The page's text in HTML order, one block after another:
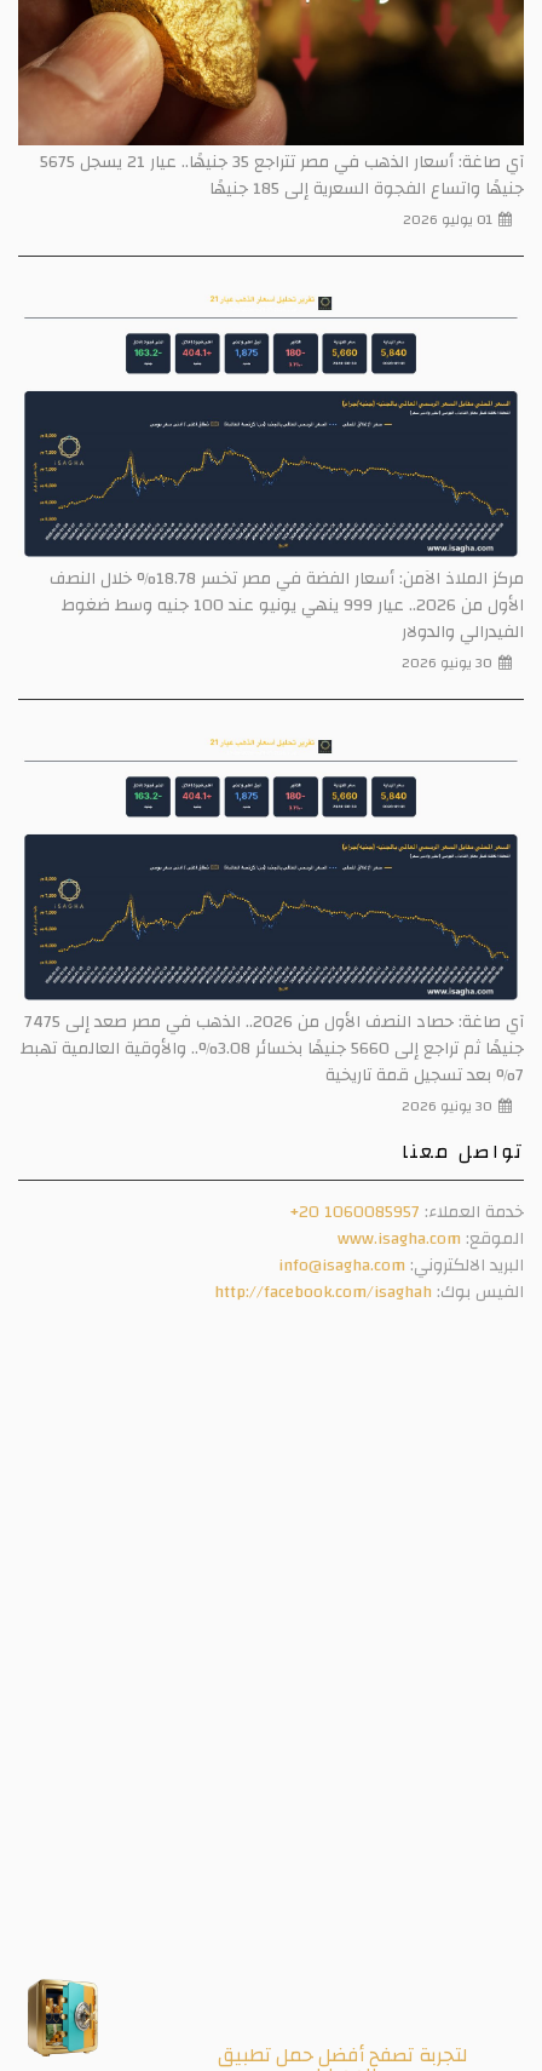
لتجربة تصفح أفضل حمل تطبيق
آي صاغة: أسعار الذهب في مصر تتراجع 35 جنيهًا.. عيار 21 يسجل 5675
جنيهًا واتساع الفجوة السعرية إلى 185 جنيهًا
01 يوليو 2026
مركز الملاذ الآمن: أسعار الفضة في مصر تخسر 18.78% خلال النصف
الأول من 2026.. عيار 999 ينهي يونيو عند 100 جنيه وسط ضغوط
الفيدرالي والدولار
30 يونيو 2026
آي صاغة: حصاد النصف الأول من 2026.. الذهب في مصر صعد إلى 7475
جنيهًا ثم تراجع إلى 5660 جنيهًا بخسائر 3.08%.. والأوقية العالمية تهبط
7% بعد تسجيل قمة تاريخية
30 يونيو 2026
تواصل معنا
خدمة العملاء: +20 1060085957
الموقع: www.isagha.com
البريد الالكتروني: info@isagha.com
الفيس بوك: http://facebook.com/isaghah